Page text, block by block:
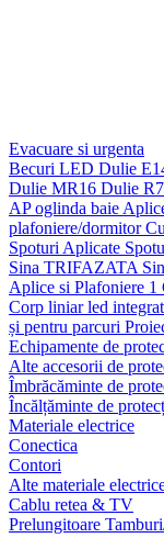
Evacuare si urgenta
Becuri LED Dulie
Dulie MR16 Dulie
AP oglinda baie
plafoniere/dormitor
Spoturi Aplicate
Sina TRIFAZATA
Aplice si Plafoniere 1
Corp liniar led integrat
și pentru parcuri
Echipamente de
Alte accesorii de
Îmbrăcăminte de
Încălțăminte de
Materiale electrice
Conectica
Contori
Alte materiale
Cablu retea & TV
Prelungitoare